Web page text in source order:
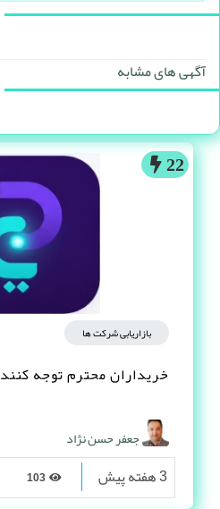
22
بازاریابی شرکت ها
خریداران محترم توجه کنند
جعفر حسن نژاد
3 هفته پیش
آگهی های مشابه